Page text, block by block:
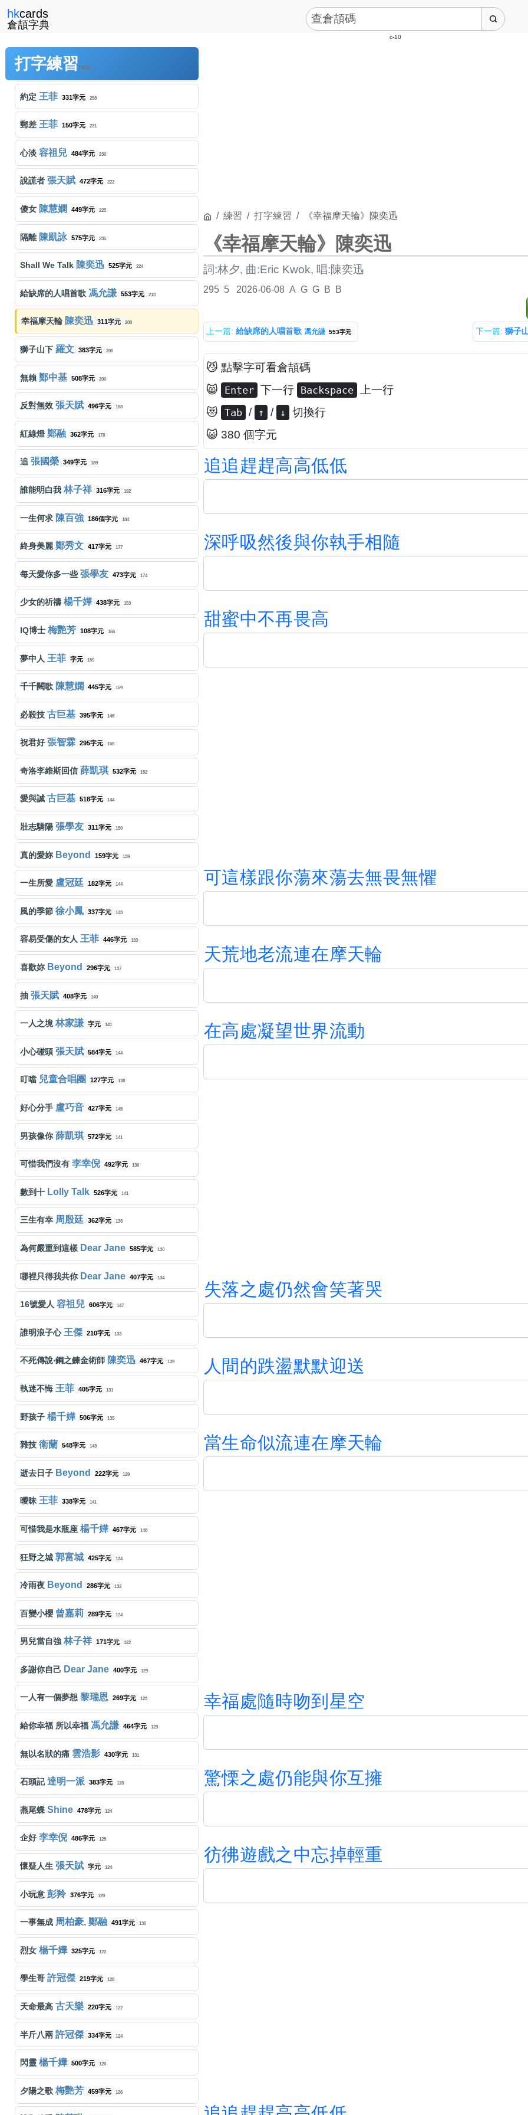
hkcards
倉頡字典
打字練習18623
愛得太遲
到底發生過什麼事Dear Jane
約定 王菲 331字元 258
郵差 王菲 150字元 231
心淡 容祖兒 484字元 230
說謊者 張天賦 472字元 222
傻女 陳慧嫻 449字元 225
隔離 陳凱詠 575字元 235
Shall We Talk 陳奕迅 525字元 224
給缺席的人唱首歌 馮允謙 553字元 213
幸福摩天輪 陳奕迅 311字元 200
獅子山下 羅文 383字元 200
無賴 鄭中基 508字元 200
反對無效 張天賦 496字元 188
紅綠燈鄭融 362字元 178
追 張國榮 349字元 189
誰能明白我 林子祥 316字元 192
一生何求 陳百強 186個字元 184
終身美麗 鄭秀文 417字元 177
每天愛你多一些張學友 473字元 174
少女的祈禱 楊千嬅 438字元 153
IQ博士 梅艷芳 108字元 165
夢中人 王菲 字元 159
千千闕歌 陳慧嫻 445字元 159
必殺技 古巨基 395字元 146
祝君好張智霖 295字元 158
奇洛李維斯回信薛凱琪 532字元 152
愛與誠 古巨基 518字元 144
壯志驕陽 張學友 311字元 150
真的愛妳 Beyond 159字元 139
一生所愛 盧冠廷 182字元 144
風的季節 徐小鳳 337字元 143
容易受傷的女人 王菲 446字元 133
喜歡妳 Beyond 296字元 137
抽 張天賦 408字元 140
一人之境林家謙 字元 141
小心碰頭張天賦 584字元 144
叮噹 兒童合唱團 127字元 138
好心分手 盧巧音 427字元 145
男孩像你薛凱琪 572字元 141
可惜我們沒有 李幸倪 492字元 136
數到十 Lolly Talk 526字元 141
三生有幸 周殷廷 362字元 138
為何嚴重到這樣 Dear Jane 585字元 130
哪裡只得我共你 Dear Jane 407字元 134
16號愛人 容祖兒 606字元 147
誰明浪子心 王傑 210字元 133
不死傳說‧鋼之鍊金術師 陳奕迅 467字元 139
執迷不悔 王菲 405字元 131
野孩子 楊千嬅 506字元 135
雜技 衛蘭 548字元 143
逝去日子 Beyond 222字元 129
曖昧 王菲 338字元 141
可惜我是水瓶座 楊千嬅 467字元 148
狂野之城 郭富城 425字元 134
冷雨夜 Beyond 286字元 132
百變小櫻 曾嘉莉 289字元 124
男兒當自強 林子祥 171字元 122
多謝你自己 Dear Jane 400字元 129
一人有一個夢想 黎瑞恩 269字元 123
給你幸福 所以幸福 馮允謙 464字元 129
無以名狀的痛 雲浩影 430字元 131
石頭記達明一派 383字元 128
燕尾蝶 Shine 478字元 124
企好李幸倪 486字元 125
懷疑人生 張天賦 字元 124
小玩意 彭羚 376字元 120
一事無成 周柏豪, 鄭融 491字元 130
烈女 楊千嬅 325字元 122
學生哥 許冠傑 219字元 128
天命最高 古天樂 220字元 122
半斤八兩 許冠傑 334字元 124
閃靈 楊千嬅 500字元 120
夕陽之歌 梅艷芳 459字元 126
c-10
練習 打字練習 《幸福摩天輪》陳奕迅
《幸福摩天輪》陳奕迅
詞:林夕, 曲:Eric Kwok, 唱:陳奕迅
295 5 2026-06-08 A G G B B
上一篇: 給缺席的人唱首歌 馮允謙 553字元 下一篇: 獅子
😼 點擊字可看倉頡碼
😸 Enter 下一行 Backspace
上一行
😻 Tab / ↑ / ↓
切換行
😺 380 個字元
追追 趕趕高高低低
深呼吸然後與你執手相 隨
甜蜜中不再畏高
可這樣跟你蕩來蕩去無畏無懼
天荒地老流連在摩天輪
在高處凝望世界流動
失落之 處仍然會笑著哭
人 間 的跌盪默默迎送
當生命似流連在摩天輪
幸福處隨時吻到 星空
驚慄之 處仍能與你互擁
彷彿遊戲之中忘掉輕重